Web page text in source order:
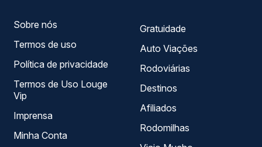
Sobre nós
Termos de uso
Política de privacidade
Termos de Uso Louge
Vip
Imprensa
Minha Conta
Gratuidade
Auto Viações
Rodoviárias
Destinos
Afiliados
Rodomilhas